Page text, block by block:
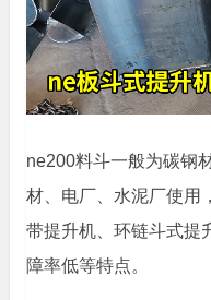
ne200料斗一般为碳钢
材、电厂、水泥厂使用
带提升机、环链斗式提
障率低等特点。